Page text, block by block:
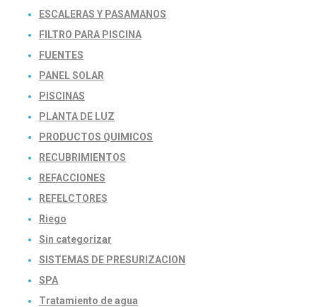
ESCALERAS Y PASAMANOS
FILTRO PARA PISCINA
FUENTES
PANEL SOLAR
PISCINAS
PLANTA DE LUZ
PRODUCTOS QUIMICOS
RECUBRIMIENTOS
REFACCIONES
REFELCTORES
Riego
Sin categorizar
SISTEMAS DE PRESURIZACION
SPA
Tratamiento de agua